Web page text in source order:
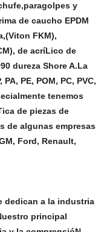
y
de caucho EPDM
FKM),
de acríLico de
dureza Shore A.La
PE, POM, PC, PVC,
tenemos
de piezas de
de algunas empresas
Ford, Renault,
dedican a la industria
principal